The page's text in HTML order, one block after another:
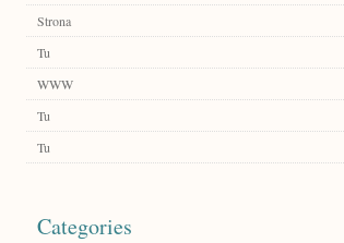
Strona
Tu
WWW
Tu
Tu
Categories